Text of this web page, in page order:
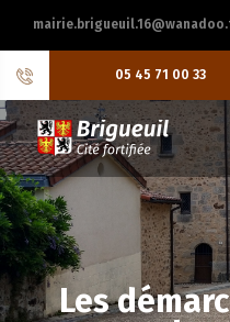
05 45 71 00 33
Les